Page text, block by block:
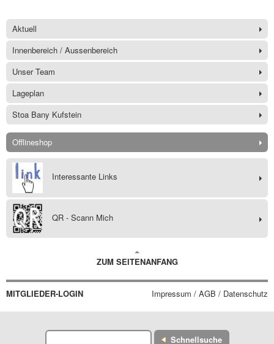
Aktuell
Innenbereich / Aussenbereich
Unser Team
Lageplan
Stoa Bany Kufstein
Offlineshop
Interessante Links
QR - Scann Mich
ZUM SEITENANFANG
MITGLIEDER-LOGIN Impressum / AGB / Datenschutz
Schnellsuche